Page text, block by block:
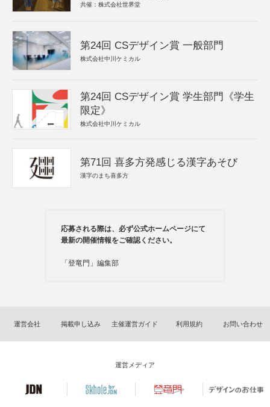
共催：株式会社世界堂
第24回 CSデザイン賞 一般部門
株式会社中川ケミカル
第24回 CSデザイン賞 学生部門《学生
限定》
株式会社中川ケミカル
第71回 喜多方発感じる漢字あそび
漢字のまち喜多方
応募される際は、必ず公式ホームページにて
最新の開催情報をご確認ください。
「登竜門」編集部
運営会社 掲載申し込み 主催運営ガイド 利用規約 お問い合わせ
運営メディア